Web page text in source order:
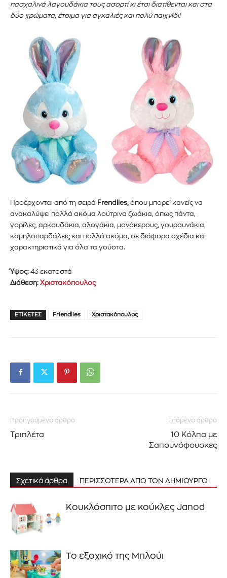
ενημερωθείτε πρώτοι για τα νέα
προϊόντα και τις εξελίξεις της
Για να εγγραφείτε, απλώς εισάγετε τη διεύθυνση email σας
παρακάτω. Μην ανησυχείτε, σεβόμαστε την ιδιωτικότητά σας
και δεν θα σας στείλουμε ανεπιθύμητα μηνύματα. Οι
πληροφορίες σας είναι ασφαλείς μαζί μας.
πασχαλινά λαγουδάκια τους ασορτί κι έτσι διατίθενται και στα
δύο χρώματα, έτοιμα για αγκαλιές και πολύ παιχνίδι!
Προέρχονται από τη σειρά Frendlies, όπου μπορεί κανείς να
ανακαλύψει πολλά ακόμα λούτρινα ζωάκια, όπως πάντα,
γορίλες, αρκουδάκια, αλογάκια, μονόκερους, γουρουνάκια,
καμηλοπαρδάλεις και πολλά ακόμα, σε διάφορα σχέδια και
χαρακτηριστικά για όλα τα γούστα.
Ύψος: 43 εκατοστά
Διάθεση: Χριστακόπουλος
ΕΤΙΚΈΤΕΣ Friendlies Χριστακόπουλος
Προηγούμενο άρθρο
Τριπλέτα
Επόμενο άρθρο
10 Κόλπα με
Σαπουνόφουσκες
Σχετικά άρθρα ΠΕΡΙΣΣΟΤΕΡΑ ΑΠΟ ΤΟΝ ΔΗΜΙΟΥΡΓΟ
Κουκλόσπιτο με κούκλες Janod
Το εξοχικό της Μπλούι